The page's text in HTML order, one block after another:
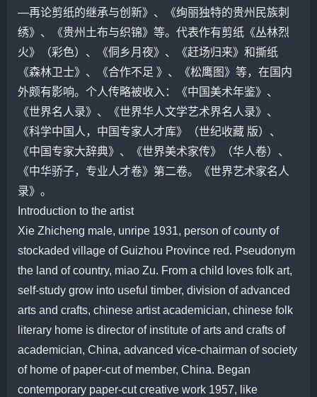
—再论剪纸的继承与创新》、《绚丽独特的贵州民族刺
绣》、《贵州土布与织锦》等。代表作有剪纸《丛林烈
火》（彩色）、《侗乡月夜》、《赶场归来》和撕纸
《森林卫士》、《合作不足 》、《松鹰图》等，在国内
外颇有影响。个人传略被收入：《中国美术年鉴》、
《世界名人录》、《世界华人文学艺术界名人录》、
《科学中国人，中国专家人才库》（世纪收藏 版）、
《中国专家大辞典》、《世界美术家传》（华人卷）、
《中华骄子，专业人才卷》第二卷。《世界艺术家名人
录》。
Introduction to the artist
Xie Zhicheng male, unripe 1931, person of county of
stockaded village of Guizhou Province red. Pseudonym
the land of country, miao Zu. From a child loves folk art,
self-study grow into useful timber, division of advanced
arts and crafts, chinese artist academician, chinese folk
literary home is director of institute of arts and crafts of
academician, China, advanced vice-chairman of society
of home of paper-cut of member, China. Began
contemporary paper-cut creative work 1957, like